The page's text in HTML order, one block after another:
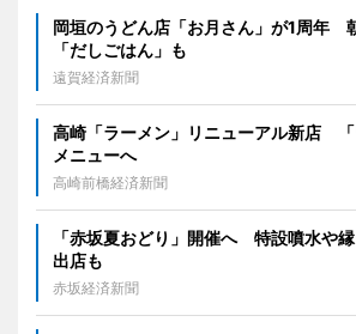
岡垣のうどん店「お月さん」が1周年
「だしごはん」も
遠賀経済新聞
高崎「ラーメン」リニューアル新店
メニューへ
高崎前橋経済新聞
「赤坂夏おどり」開催へ 特設噴水や
出店も
赤坂経済新聞